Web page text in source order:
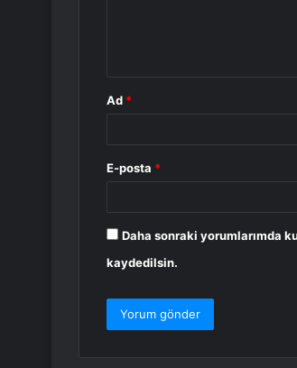
Ad *
E-posta *
Daha sonraki yorumlarımda
kaydedilsin.